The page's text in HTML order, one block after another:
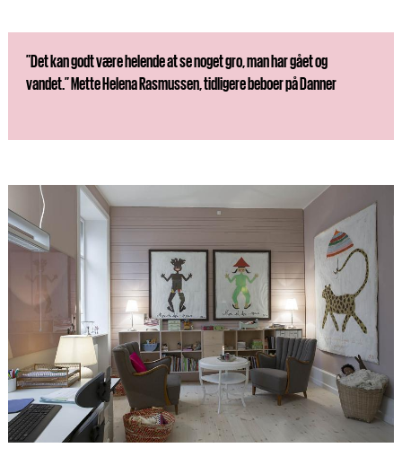
”Det kan godt være helende at se noget gro, man har gået og
vandet.” Mette Helena Rasmussen, tidligere beboer på Danner